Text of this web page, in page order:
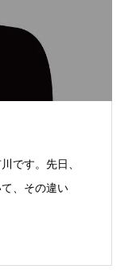
です。先日、
、その違い